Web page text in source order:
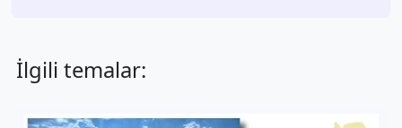
İlgili temalar: